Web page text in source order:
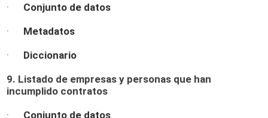
· Conjunto de datos
· Metadatos
· Diccionario
9. Listado de empresas y personas que han
incumplido contratos
· Conjunto de datos